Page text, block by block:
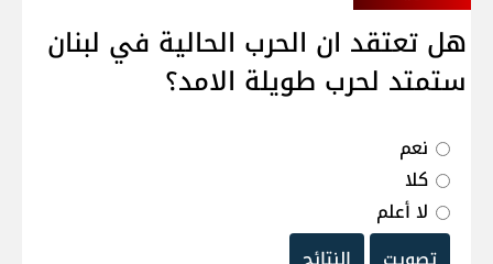
هل تعتقد ان الحرب الحالية في لبنان
ستمتد لحرب طويلة الامد؟
نعم
كلا
لا أعلم